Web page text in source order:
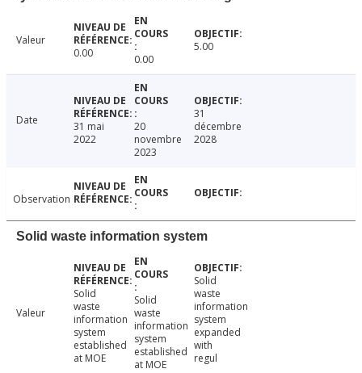
Valeur
0.00
0.00
5.00
Date
31 mai
2022
20
novembre
2023
31
décembre
2028
Observation
Solid waste information system
Valeur
Solid
waste
information
system
established
at MOE
Solid
waste
information
system
established
at MOE
Solid
waste
information
system
expanded
with
regul